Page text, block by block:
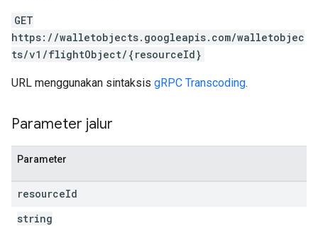
GET
https://walletobjects.googleapis.com/walletobjec
ts/v1/flightObject/{resourceId}
URL menggunakan sintaksis gRPC Transcoding.
Parameter jalur
Parameter
resourceId
string